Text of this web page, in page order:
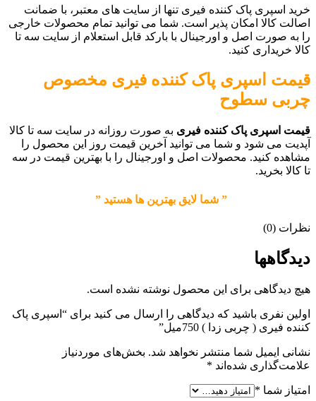
خرید اسپری پاک کننده فیری تنها از سایت های معتبر، با ضمانت
اصالت کالا امکان پذیر است. شما می توانید تمام محصولات خارجی
را به صورت اصل و اورجینال با بارکد قابل استعلام از سایت سه تا
کالا خریداری کنید.
قیمت اسپری پاک کننده فیری مخصوص
چربی سطوح
قیمت اسپری پاک کننده فیری به صورت روزانه در سایت سه تا کالا
آپدیت می شود و شما می توانید آخرین قیمت روز این محصول را
مشاهده کنید. محصولات اصل و اورجینال را با بهترین قیمت در سه
تا کالا بخرید.
” شما لایق بهترین ها هستید ”
نظرات (0)
دیدگاهها
هیچ دیدگاهی برای این محصول نوشته نشده است.
اولین نفری باشید که دیدگاهی را ارسال می کنید برای “اسپری پاک
کننده فیری ( چربی زدا ) 750میل”
نشانی ایمیل شما منتشر نخواهد شد. بخش‌های موردنیاز
علامت‌گذاری شده‌اند *
امتیاز شما *